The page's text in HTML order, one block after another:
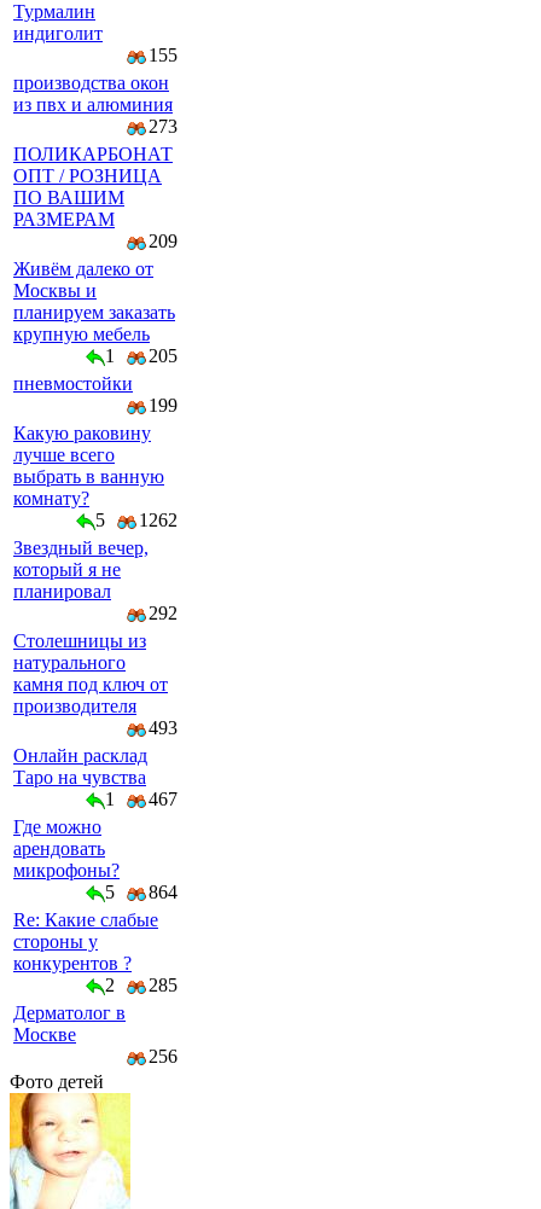
Турмалин
индиголит
155
производства окон
из пвх и алюминия
273
ПОЛИКАРБОНАТ
ОПТ / РОЗНИЦА
ПО ВАШИМ
РАЗМЕРАМ
209
Живём далеко от
Москвы и
планируем заказать
крупную мебель
1
205
пневмостойки
199
Какую раковину
лучше всего
выбрать в ванную
комнату?
5
1262
Звездный вечер,
который я не
планировал
292
Столешницы из
натурального
камня под ключ от
производителя
493
Онлайн расклад
Таро на чувства
1
467
Где можно
арендовать
микрофоны?
5
864
Re: Какие слабые
стороны у
конкурентов ?
2
285
Дерматолог в
Москве
256
Фото детей